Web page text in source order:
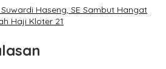
Haseng, SE Sambut Hangat
Haji Kloter 21